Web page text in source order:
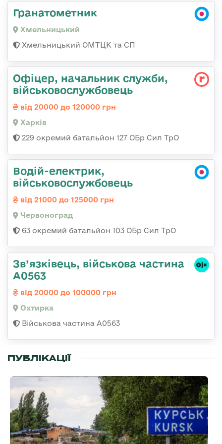
Гранатометник
Хмельницький
Хмельницький ОМТЦК та СП
Офіцер, начальник служби,
військовослужбовець
від 20000 до 120000 грн
Харків
229 окремий батальйон 127 ОБр Сил ТрО
Водій-електрик,
військовослужбовець
від 21000 до 125000 грн
Червоноград
63 окремий батальйон 103 ОБр Сил ТрО
Зв’язківець, військова частина
А0563
від 20000 до 100000 грн
Охтирка
Військова частина А0563
ПУБЛІКАЦІЇ